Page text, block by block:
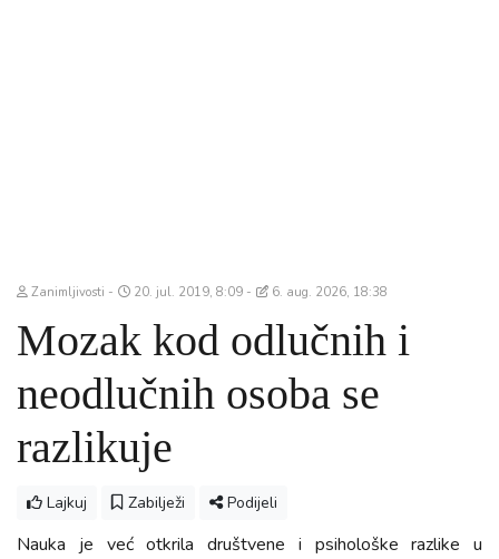
Zanimljivosti 20. jul. 2019, 8:09 6. aug. 2026, 18:38
Mozak kod odlučnih i
neodlučnih osoba se
razlikuje
Lajkuj Zabilježi Podijeli
Nauka je već otkrila društvene i psihološke razlike u